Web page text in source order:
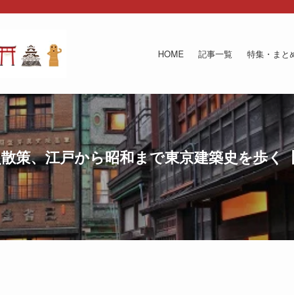
HOME 記事一覧 特集・まと
策、江戸から昭和まで東京建築史を歩く